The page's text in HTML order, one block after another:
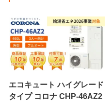
エコキュート ハイグレード
タイプ コロナ CHP-46AZ2